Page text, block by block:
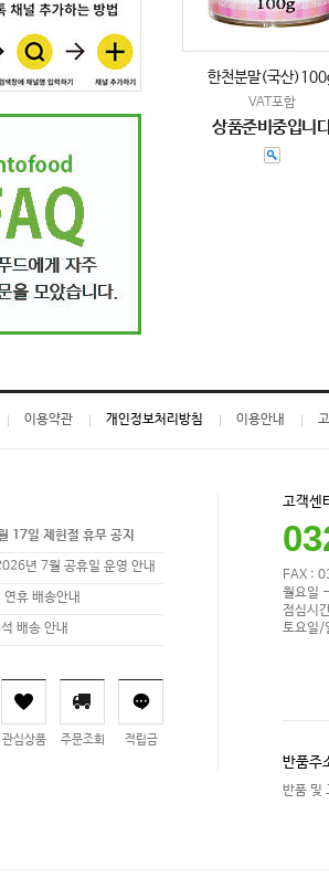
한천분말(국산
VAT포함
상품준비중입니
이용약관 개인정보처리방침 이용안내
17일 제헌절 휴무 공지
년 7월 공휴일 운영 안내
휴 배송안내
배송 안내
관심상품 주문조회 적립금
고객센
FAX :
월요일
점심시
토요일/
반품주
반품 및